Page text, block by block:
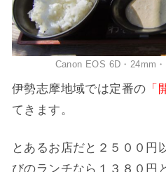
Canon EOS 6D・24mm
伊勢志摩地域では定番の 「
てきます。
とあるお店だと２５００円
びのランチなら１３８０円